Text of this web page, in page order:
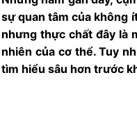
sự quan tâm của không
nhưng thực chất đây là
nhiên của cơ thể. Tuy
tìm hiểu sâu hơn trước